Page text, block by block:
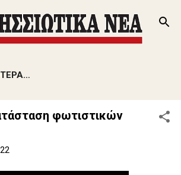
στο κύριο περιεχόμενο
φωτιστικών